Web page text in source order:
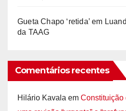
Gueta Chapo ‘retida’ em
da TAAG
Comentários recentes
Hilário Kavala em Constituição